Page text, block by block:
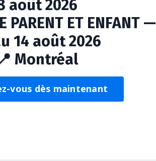
août 2026
PARENT ET ENFANT —
14 août 2026
Montréal
vous dès maintenant